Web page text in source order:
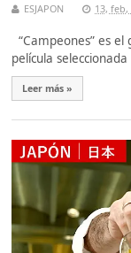
ESJAPON 13, feb,
“Campeones” es
película
Leer más »